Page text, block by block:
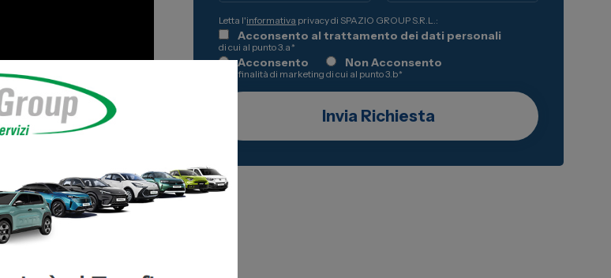
Letta l'informativa privacy di SPAZIO GROUP S.R.L.:
Acconsento al trattamento dei dati personali
di cui al punto 3.a*
Acconsento Non Acconsento
alle finalità di marketing di cui al punto 3.b*